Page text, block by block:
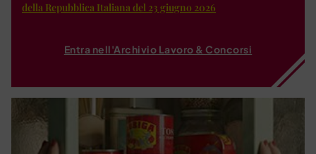
della Repubblica Italiana del 23 giugno 2026
Entra nell'Archivio Lavoro & Concorsi